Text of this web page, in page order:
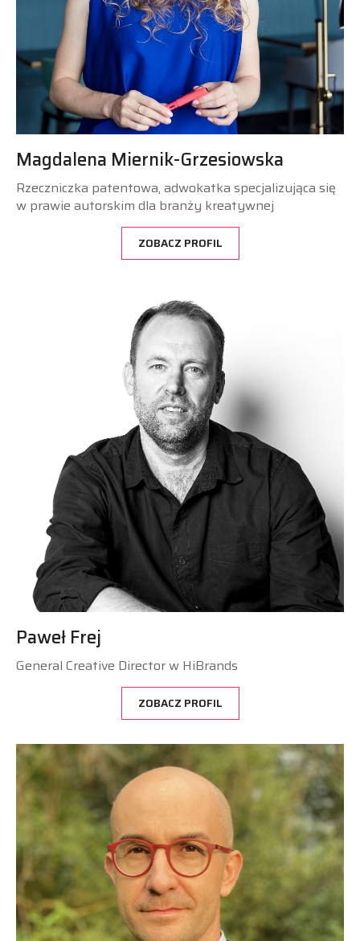
Magdalena Miernik-Grzesiowska
Rzeczniczka patentowa, adwokatka specjalizująca się
w prawie autorskim dla branży kreatywnej
ZOBACZ PROFIL
Paweł Frej
General Creative Director w HiBrands
ZOBACZ PROFIL